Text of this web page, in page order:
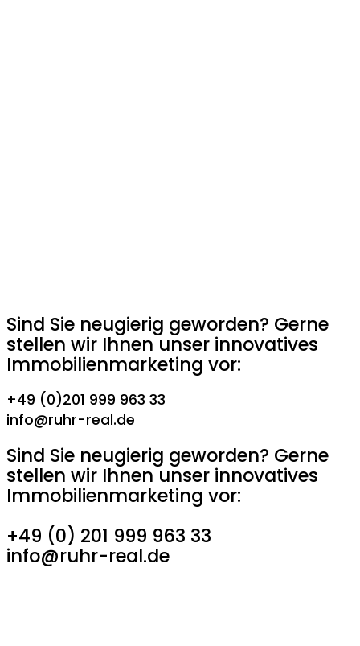
Sind Sie neugierig geworden? Gerne
stellen wir Ihnen unser innovatives
Immobilienmarketing vor:
+49 (0)201 999 963 33
info@ruhr-real.de
Sind Sie neugierig geworden? Gerne
stellen wir Ihnen unser innovatives
Immobilienmarketing vor:
+49 (0) 201 999 963 33
info@ruhr-real.de